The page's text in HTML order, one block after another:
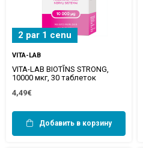
2 par 1 cenu
VITA-LAB
VITA-LAB BIOTĪNS STRONG,
10000 мкг, 30 таблеток
4,49€
Добавить в корзину